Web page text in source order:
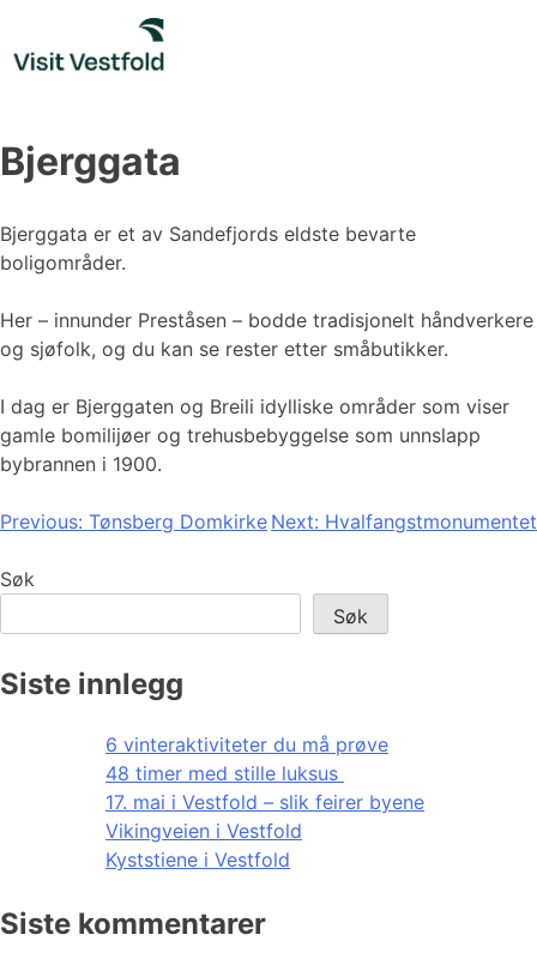
content
Bjerggata
Bjerggata er et av Sandefjords eldste bevarte
boligområder.
Her – innunder Preståsen – bodde tradisjonelt håndverkere
og sjøfolk, og du kan se rester etter småbutikker.
I dag er Bjerggaten og Breili idylliske områder som viser
gamle bomilijøer og trehusbebyggelse som unnslapp
bybrannen i 1900.
Innleggsnavigasjon
Previous: Tønsberg Domkirke Next: Hvalfangstmonumentet
Søk
Søk
Siste innlegg
6 vinteraktiviteter du må prøve
48 timer med stille luksus
17. mai i Vestfold – slik feirer byene
Vikingveien i Vestfold
Kyststiene i Vestfold
Siste kommentarer